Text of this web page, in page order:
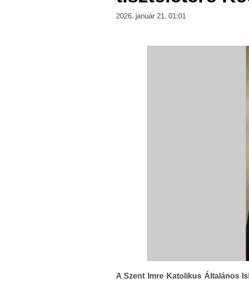
2026. január 21. 01:01
A Szent Imre Katolikus Általános